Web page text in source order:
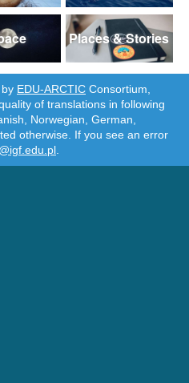
Places & Stories
EDU-ARCTIC Consortium,
of translations in following
Norwegian, German,
otherwise. If you see an error